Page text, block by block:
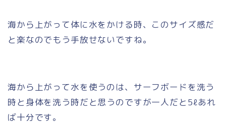
海から上がって体に水をかける時、このサイズ感だ
と楽なのでもう手放せないですね。
海から上がって水を使うのは、サーフボードを洗う
時と身体を洗う時だと思うのですが一人だと5ℓあれ
ば十分です。